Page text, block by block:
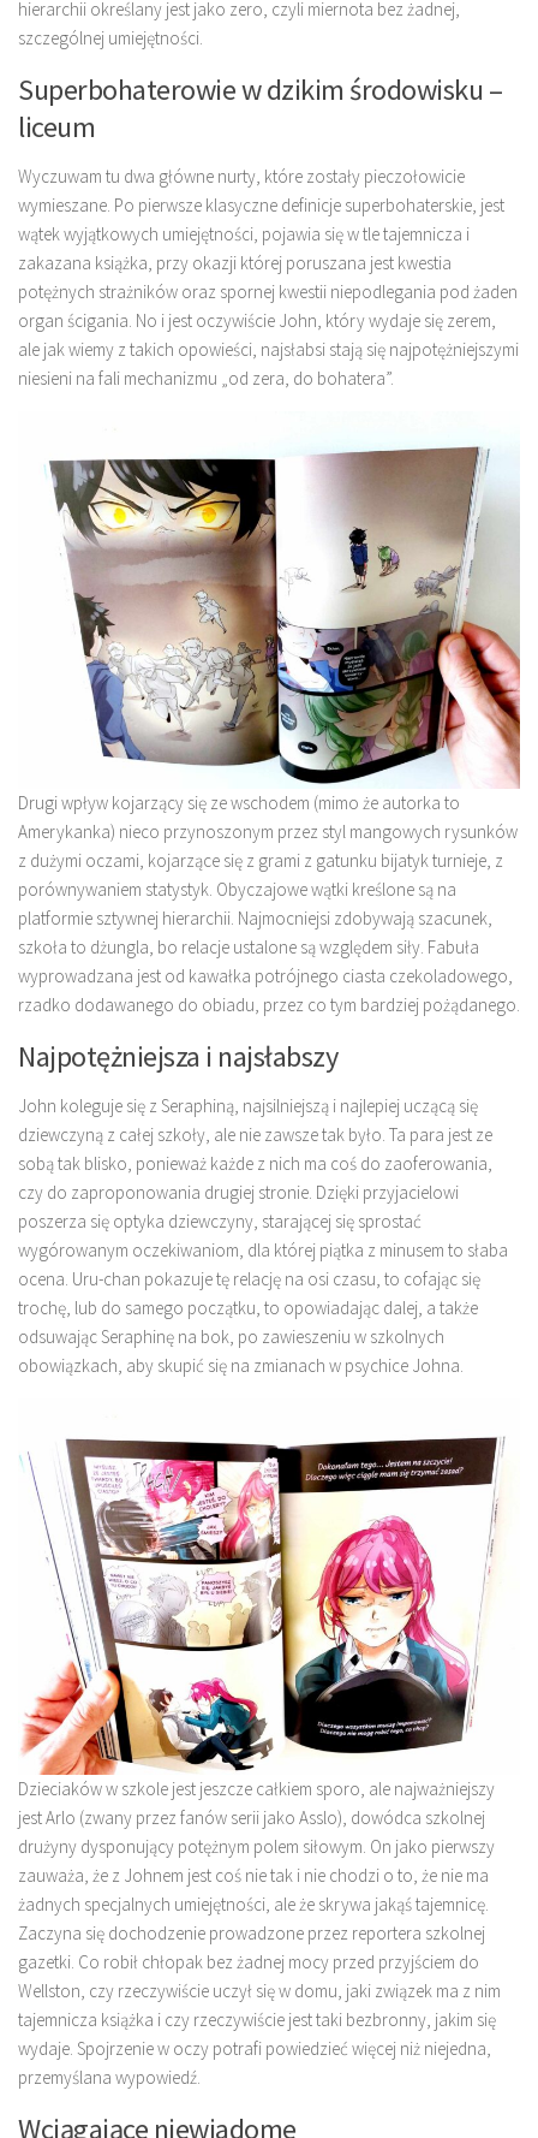
hierarchii określany jest jako zero, czyli miernota bez żadnej,
szczególnej umiejętności.
Superbohaterowie w dzikim środowisku –
liceum
Wyczuwam tu dwa główne nurty, które zostały pieczołowicie
wymieszane. Po pierwsze klasyczne definicje superbohaterskie, jest
wątek wyjątkowych umiejętności, pojawia się w tle tajemnicza i
zakazana książka, przy okazji której poruszana jest kwestia
potężnych strażników oraz spornej kwestii niepodlegania pod żaden
organ ścigania. No i jest oczywiście John, który wydaje się zerem,
ale jak wiemy z takich opowieści, najsłabsi stają się najpotężniejszymi
niesieni na fali mechanizmu „od zera, do bohatera”.
Drugi wpływ kojarzący się ze wschodem (mimo że autorka to
Amerykanka) nieco przynoszonym przez styl mangowych rysunków
z dużymi oczami, kojarzące się z grami z gatunku bijatyk turnieje, z
porównywaniem statystyk. Obyczajowe wątki kreślone są na
platformie sztywnej hierarchii. Najmocniejsi zdobywają szacunek,
szkoła to dżungla, bo relacje ustalone są względem siły. Fabuła
wyprowadzana jest od kawałka potrójnego ciasta czekoladowego,
rzadko dodawanego do obiadu, przez co tym bardziej pożądanego.
Najpotężniejsza i najsłabszy
John koleguje się z Seraphiną, najsilniejszą i najlepiej uczącą się
dziewczyną z całej szkoły, ale nie zawsze tak było. Ta para jest ze
sobą tak blisko, ponieważ każde z nich ma coś do zaoferowania,
czy do zaproponowania drugiej stronie. Dzięki przyjacielowi
poszerza się optyka dziewczyny, starającej się sprostać
wygórowanym oczekiwaniom, dla której piątka z minusem to słaba
ocena. Uru-chan pokazuje tę relację na osi czasu, to cofając się
trochę, lub do samego początku, to opowiadając dalej, a także
odsuwając Seraphinę na bok, po zawieszeniu w szkolnych
obowiązkach, aby skupić się na zmianach w psychice Johna.
Dzieciaków w szkole jest jeszcze całkiem sporo, ale najważniejszy
jest Arlo (zwany przez fanów serii jako Asslo), dowódca szkolnej
drużyny dysponujący potężnym polem siłowym. On jako pierwszy
zauważa, że z Johnem jest coś nie tak i nie chodzi o to, że nie ma
żadnych specjalnych umiejętności, ale że skrywa jakąś tajemnicę.
Zaczyna się dochodzenie prowadzone przez reportera szkolnej
gazetki. Co robił chłopak bez żadnej mocy przed przyjściem do
Wellston, czy rzeczywiście uczył się w domu, jaki związek ma z nim
tajemnicza książka i czy rzeczywiście jest taki bezbronny, jakim się
wydaje. Spojrzenie w oczy potrafi powiedzieć więcej niż niejedna,
przemyślana wypowiedź.
Wciągające niewiadome